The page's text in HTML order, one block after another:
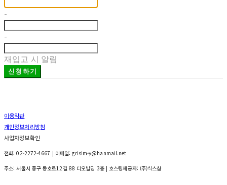
-
-
재입고 시 알림
신청하기
이용약관
개인정보처리방침
사업자정보확인
전화: 02-2272-4667 | 이메일: grisim-y@hanmail.net
주소: 서울시 중구 동호로12길 88 디오빌딩 3층| 호스팅제공자: (주)식스샵